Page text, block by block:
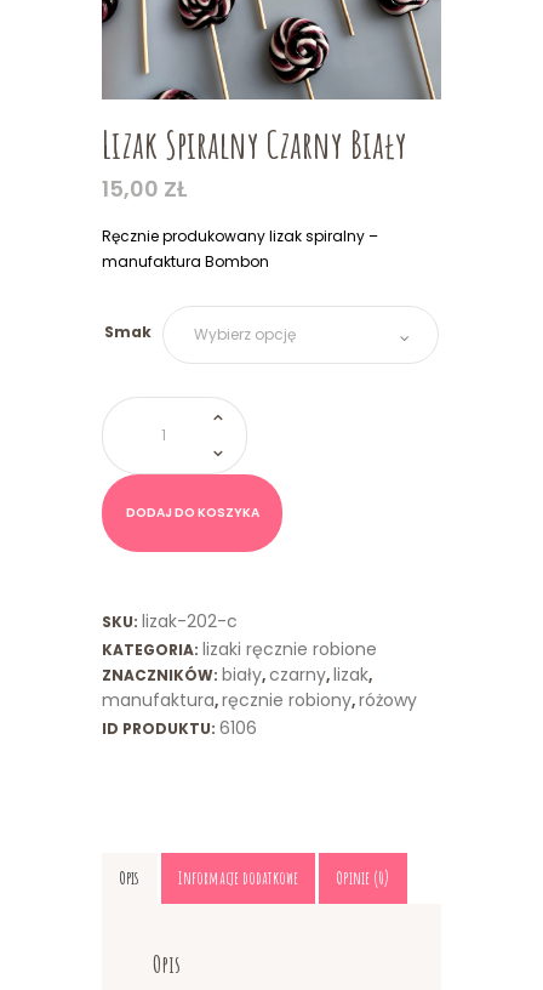
Lizak Spiralny Czarny Biały
15,00 ZŁ
Ręcznie produkowany lizak spiralny –
manufaktura Bombon
Smak
ilość
Lizak
Spiralny
Czarny
Biały
DODAJ DO KOSZYKA
SKU: lizak-202-c
KATEGORIA: lizaki ręcznie robione
ZNACZNIKÓW: biały,czarny,lizak,
manufaktura,ręcznie robiony,różowy
ID PRODUKTU: 6106
Opis Informacje dodatkowe Opinie (0)
Opis